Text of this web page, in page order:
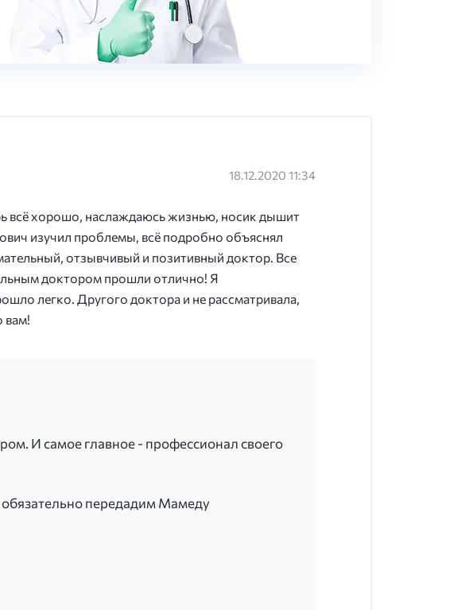
18.12.2020 11:34
всё хорошо, наслаждаюсь жизнью, носик дышит
изучил проблемы, всё подробно объяснял
отзывчивый и позитивный доктор. Все
доктором прошли отлично! Я
легко. Другого доктора и не рассматривала,
вам!
И самое главное - профессионал своего
передадим Мамеду